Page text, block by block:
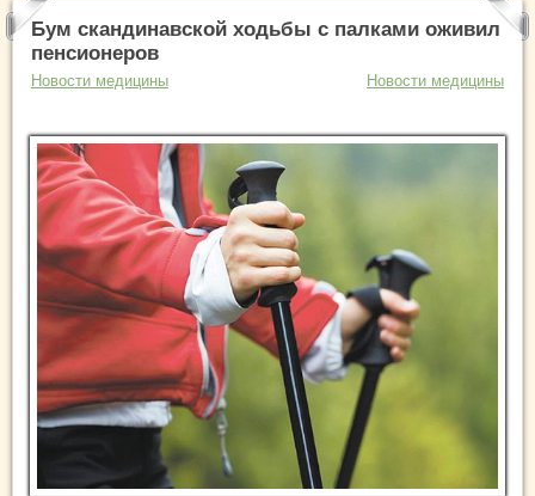
Бум скандинавской ходьбы с палками оживил
пенсионеров
Новости медицины Новости медицины